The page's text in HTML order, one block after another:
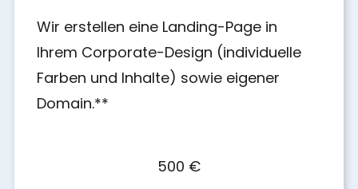
Wir erstellen eine Landing-Page in
Ihrem Corporate-Design (individuelle
Farben und Inhalte) sowie eigener
Domain.**
500 €